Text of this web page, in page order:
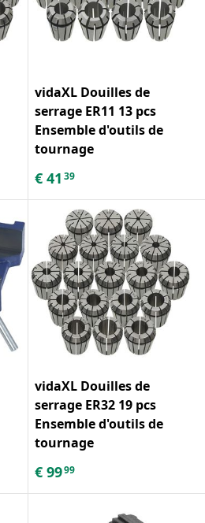
vidaXL Douilles de
serrage ER11 13 pcs
Ensemble d'outils de
tournage
€ 41 39
vidaXL Douilles de
serrage ER32 19 pcs
Ensemble d'outils de
tournage
€ 9999